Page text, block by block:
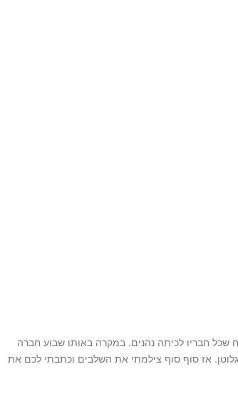
שכל חבריו לכיתה נהנים. במקרה באותו שבוע חברה
גלוטן. אז סוף סוף צילמתי את השלבים וכתבתי לכם את